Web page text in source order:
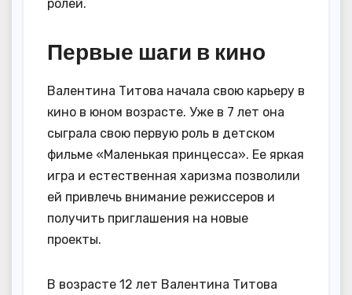
ролей.
Первые шаги в кино
Валентина Титова начала свою карьеру в
кино в юном возрасте. Уже в 7 лет она
сыграла свою первую роль в детском
фильме «Маленькая принцесса». Ее яркая
игра и естественная харизма позволили
ей привлечь внимание режиссеров и
получить приглашения на новые
проекты.
В возрасте 12 лет Валентина Титова